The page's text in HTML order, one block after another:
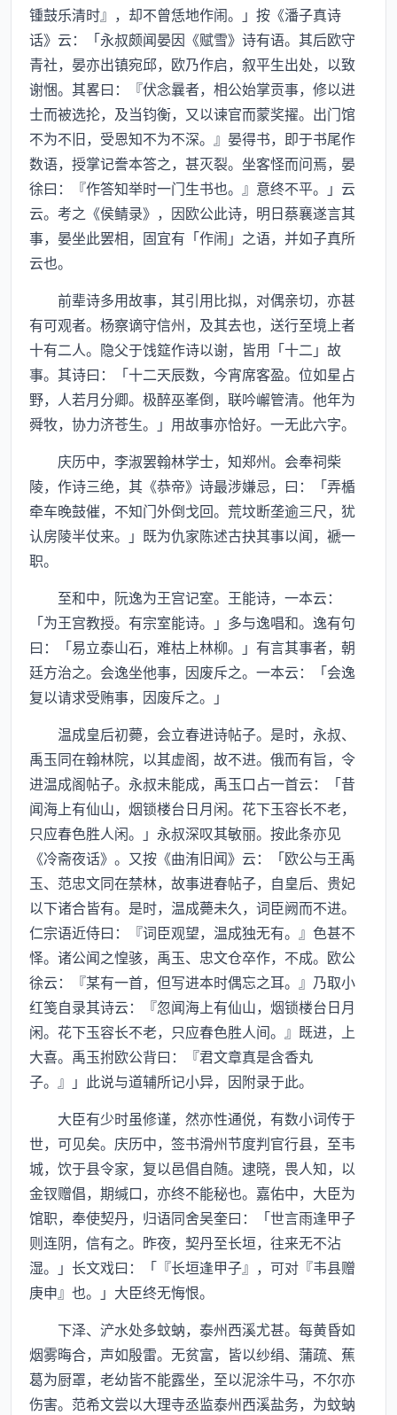
锺鼓乐清时』，却不曾恁地作闹。」按《潘子真诗
话》云：「永叔颇闻晏因《赋雪》诗有语。其后欧守
青社，晏亦出镇宛邱，欧乃作启，叙平生出处，以致
谢悃。其畧曰：『伏念曩者，相公始掌贡事，修以进
士而被选抡，及当钧衡，又以谏官而蒙奖擢。出门馆
不为不旧，受恩知不为不深。』晏得书，即于书尾作
数语，授掌记誊本答之，甚灭裂。坐客怪而问焉，晏
徐曰：『作答知举时一门生书也。』意终不平。」云
云。考之《侯鲭录》，因欧公此诗，明日蔡襄遂言其
事，晏坐此罢相，固宜有「作闹」之语，并如子真所
云也。
前辈诗多用故事，其引用比拟，对偶亲切，亦甚
有可观者。杨察谪守信州，及其去也，送行至境上者
十有二人。隐父于饯筵作诗以谢，皆用「十二」故
事。其诗曰：「十二天辰数，今宵席客盈。位如星占
野，人若月分卿。极醉巫峯倒，联吟嶰管清。他年为
舜牧，协力济苍生。」用故事亦恰好。一无此六字。
庆历中，李淑罢翰林学士，知郑州。会奉祠柴
陵，作诗三绝，其《恭帝》诗最涉嫌忌，曰：「弄楯
牵车晚鼓催，不知门外倒戈回。荒坟断垄逾三尺，犹
认房陵半仗来。」既为仇家陈述古抉其事以闻，褫一
职。
至和中，阮逸为王宫记室。王能诗，一本云：
「为王宫教授。有宗室能诗。」多与逸唱和。逸有句
曰：「易立泰山石，难枯上林柳。」有言其事者，朝
廷方治之。会逸坐他事，因废斥之。一本云：「会逸
复以请求受贿事，因废斥之。」
温成皇后初薨，会立春进诗帖子。是时，永叔、
禹玉同在翰林院，以其虚阁，故不进。俄而有旨，令
进温成阁帖子。永叔未能成，禹玉口占一首云：「昔
闻海上有仙山，烟锁楼台日月闲。花下玉容长不老，
只应春色胜人闲。」永叔深叹其敏丽。按此条亦见
《冷斋夜话》。又按《曲洧旧闻》云：「欧公与王禹
玉、范忠文同在禁林，故事进春帖子，自皇后、贵妃
以下诸合皆有。是时，温成薨未久，词臣阙而不进。
仁宗语近侍曰：『词臣观望，温成独无有。』色甚不
怿。诸公闻之惶骇，禹玉、忠文仓卒作，不成。欧公
徐云：『某有一首，但写进本时偶忘之耳。』乃取小
红笺自录其诗云：『忽闻海上有仙山，烟锁楼台日月
闲。花下玉容长不老，只应春色胜人间。』既进，上
大喜。禹玉拊欧公背曰：『君文章真是含香丸
子。』」此说与道辅所记小异，因附录于此。
大臣有少时虽修谨，然亦性通侻，有数小词传于
世，可见矣。庆历中，签书滑州节度判官行县，至韦
城，饮于县令家，复以邑倡自随。逮晓，畏人知，以
金钗赠倡，期缄口，亦终不能秘也。嘉佑中，大臣为
馆职，奉使契丹，归语同舍吴奎曰：「世言雨逢甲子
则连阴，信有之。昨夜，契丹至长垣，往来无不沾
湿。」长文戏曰：「『长垣逢甲子』，可对『韦县赠
庚申』也。」大臣终无悔恨。
下泽、浐水处多蚊蚋，泰州西溪尤甚。每黄昏如
烟雾晦合，声如殷雷。无贫富，皆以纱绢、蒲疏、蕉
葛为厨罩，老幼皆不能露坐，至以泥涂牛马，不尔亦
伤害。范希文尝以大理寺丞监泰州西溪盐务，为蚊蚋